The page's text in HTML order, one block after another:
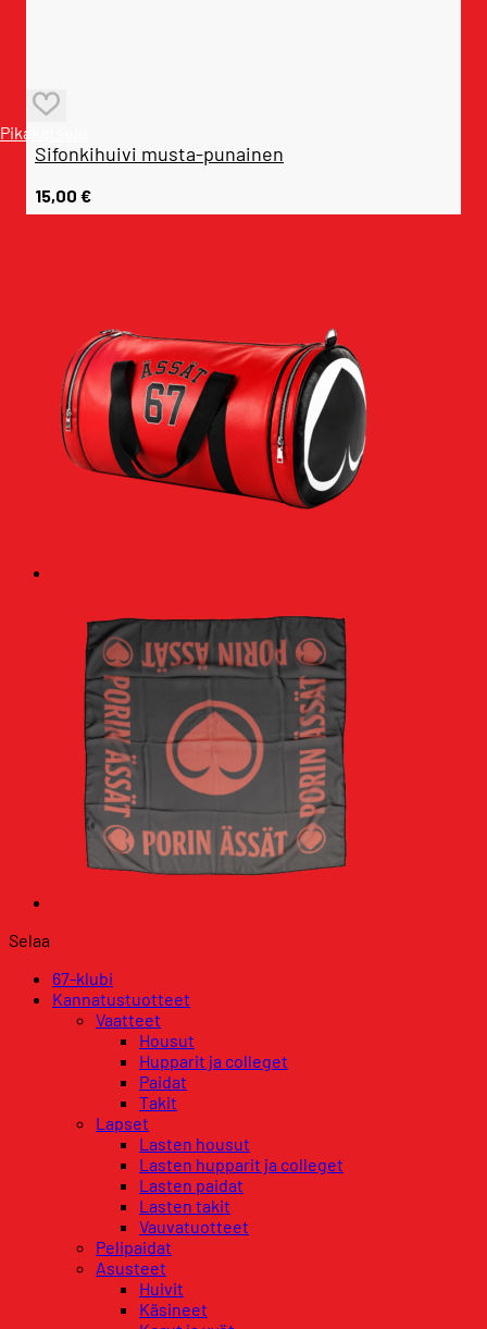
Pikakatselu
Sifonkihuivi musta-punainen
15,00 €
Selaa
67-klubi
Kannatustuotteet
Vaatteet
Housut
Hupparit ja colleget
Paidat
Takit
Lapset
Lasten housut
Lasten hupparit ja colleget
Lasten paidat
Lasten takit
Vauvatuotteet
Pelipaidat
Asusteet
Huivit
Käsineet